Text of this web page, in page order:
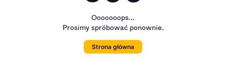
Ooooooops...
Prosimy spróbować ponownie.
Strona główna